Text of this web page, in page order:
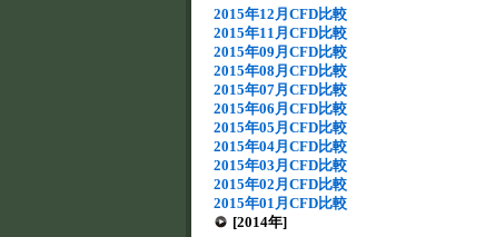
2015年12月CFD比較
2015年11月CFD比較
2015年09月CFD比較
2015年08月CFD比較
2015年07月CFD比較
2015年06月CFD比較
2015年05月CFD比較
2015年04月CFD比較
2015年03月CFD比較
2015年02月CFD比較
2015年01月CFD比較
[2014年]